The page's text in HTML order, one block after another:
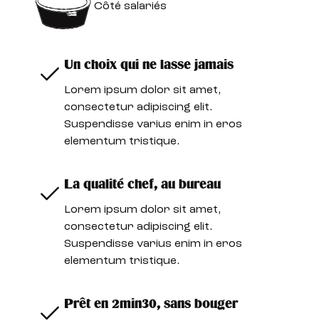
Côté salariés
Un choix qui ne lasse jamais
Lorem ipsum dolor sit amet,
consectetur adipiscing elit.
Suspendisse varius enim in eros
elementum tristique.
La qualité chef, au bureau
Lorem ipsum dolor sit amet,
consectetur adipiscing elit.
Suspendisse varius enim in eros
elementum tristique.
Prêt en 2min30, sans bouger